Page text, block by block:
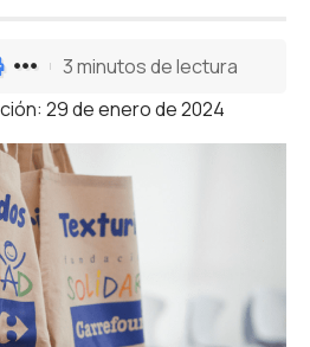
29 de enero de 2024
3 minutos de lectura